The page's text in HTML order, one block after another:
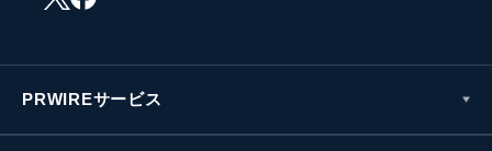
PRWIREサービス